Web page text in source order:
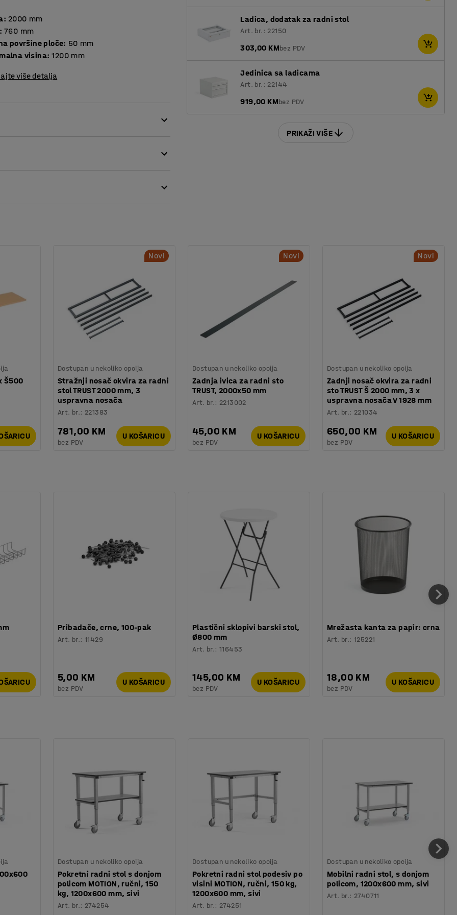
: 2000 mm
: 760 mm
Debljina površine ploče: 50 mm
visina: 1200 mm
više detalja
prilagođavanje radnog stola radnom
pločom koja odgovara većini poslova.
položaj.
Dva kotača su okretna, a dva su
dodatke koji pomažu kod organiziranja
Ladica, dodatak za radni stol
Art. br.: 22150
303,00 KMbez PDV
Jedinica sa ladicama
Art. br.: 22144
919,00 KMbez PDV
PRIKAŽI VIŠE
Š500
Novi
Dostupan u nekoliko opcija
Stražnji nosač okvira za radni
stol TRUST 2000 mm, 3
uspravna nosača
Art. br.: 221383
781,00 KM
bez PDV
U KOŠARICU
Novi
Dostupan u nekoliko opcija
Zadnja ivica za radni sto
TRUST, 2000x50 mm
Art. br.: 2213002
45,00 KM
bez PDV
U KOŠARICU
Novi
Dostupan u nekoliko opcija
Zadnji nosač okvira za radni
sto TRUST Š 2000 mm, 3 x
uspravna nosača V 1928 mm
Art. br.: 221034
650,00 KM
bez PDV
U KOŠARICU
Pribadače, crne, 100-pak
Art. br.:11429
5,00 KM
bez PDV
U KOŠARICU
Plastični sklopivi barski stol,
Ø800 mm
Art. br.:116453
145,00 KM
bez PDV
U KOŠARICU
Mrežasta kanta za papir: crna
Art. br.:125221
18,00 KM
bez PDV
U KOŠARICU
Dostupan u nekoliko opcija
Pokretni radni stol s donjom
policom MOTION, ručni, 150
kg, 1200x600 mm, sivi
Art. br.: 274254
Dostupan u nekoliko opcija
Pokretni radni stol podesiv po
visini MOTION, ručni, 150 kg,
1200x600 mm, sivi
Art. br.: 274251
Dostupan u nekoliko opcija
Mobilni radni stol, s donjom
policom, 1200x600 mm, sivi
Art. br.: 2740711